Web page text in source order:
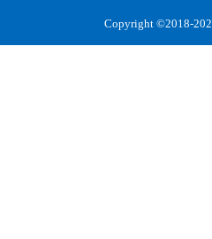
Copyright ©2018-